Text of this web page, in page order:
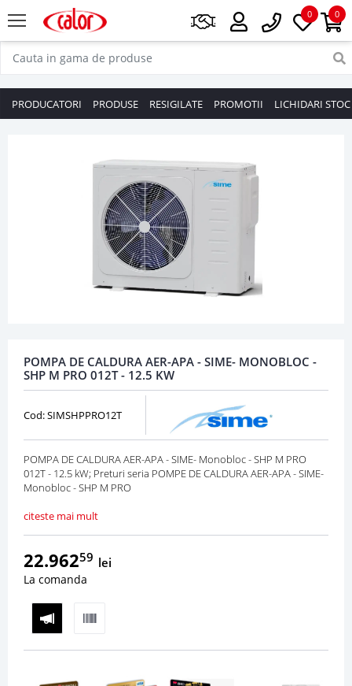
0
0
PRODUCATORI PRODUSE RESIGILATE PROMOTII LICHIDARI STOC
POMPA DE CALDURA AER-APA - SIME- MONOBLOC -
SHP M PRO 012T - 12.5 KW
Cod: SIMSHPPRO12T
POMPA DE CALDURA AER-APA - SIME- Monobloc - SHP M PRO
012T - 12.5 kW; Preturi seria POMPE DE CALDURA AER-APA - SIME-
Monobloc - SHP M PRO
citeste mai mult
22.96259 lei
La comanda